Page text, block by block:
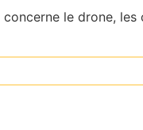
le drone,